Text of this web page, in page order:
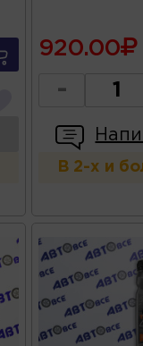
920.00
-
В 2-х и